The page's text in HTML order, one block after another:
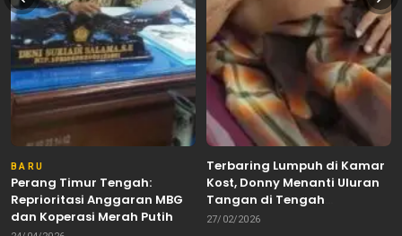
BARU
Perang Timur Tengah:
Reprioritasi Anggaran MBG
dan Koperasi Merah Putih
Terbaring Lumpuh di Kamar
Kost, Donny Menanti Uluran
Tangan di Tengah
Keterbatasan
27/02/2026